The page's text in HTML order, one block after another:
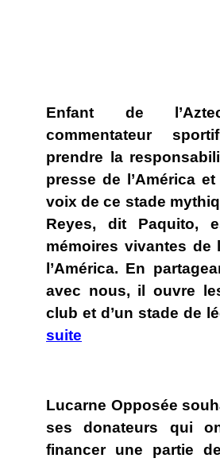
Enfant de
commentateur
prendre la
presse de l’América
voix de ce stade
Reyes, dit Paquito,
mémoires vivantes de
l’América. En
avec nous, il ouvre
club et d’un stade de
suite
Lucarne Opposée
ses donateurs qui
financer une partie